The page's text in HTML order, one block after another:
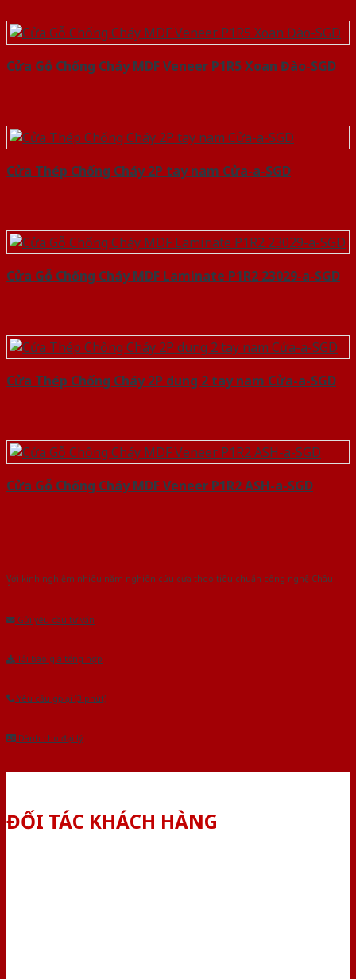
Cửa Gỗ Chống Cháy MDF Veneer P1R5 Xoan Đào-SGD
Cửa Thép Chống Cháy 2P tay nam Cửa-a-SGD
Cửa Gỗ Chống Cháy MDF Laminate P1R2 23029-a-SGD
Cửa Thép Chống Cháy 2P dung 2 tay nam Cửa-a-SGD
Cửa Gỗ Chống Cháy MDF Veneer P1R2 ASH-a-SGD
Với kinh nghiệm nhiêu năm nghiên cứu cửa theo tiêu chuẩn công nghệ Châu
Gửi yêu cầu tư vấn
Tải báo giá tổng hợp
Yêu cầu gọi lại (3 phút)
Dành cho đại lý
ĐỐI TÁC KHÁCH HÀNG